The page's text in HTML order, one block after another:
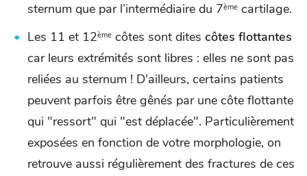
sternum que par l’intermédiaire du 7ème cartilage.
Les 11 et 12ème côtes sont dites côtes flottantes
car leurs extrémités sont libres : elles ne sont pas
reliées au sternum ! D'ailleurs, certains patients
peuvent parfois être gênés par une côte flottante
qui "ressort" qui "est déplacée". Particulièrement
exposées en fonction de votre morphologie, on
retrouve aussi régulièrement des fractures de ces